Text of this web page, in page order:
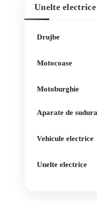
Unelte
Drujbe
Motocoase
Motoburghie
Aparate de sudura
Vehicule electrice
Unelte electrice